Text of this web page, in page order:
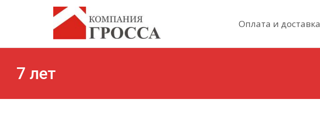
content
Оплата и доставка
7 лет